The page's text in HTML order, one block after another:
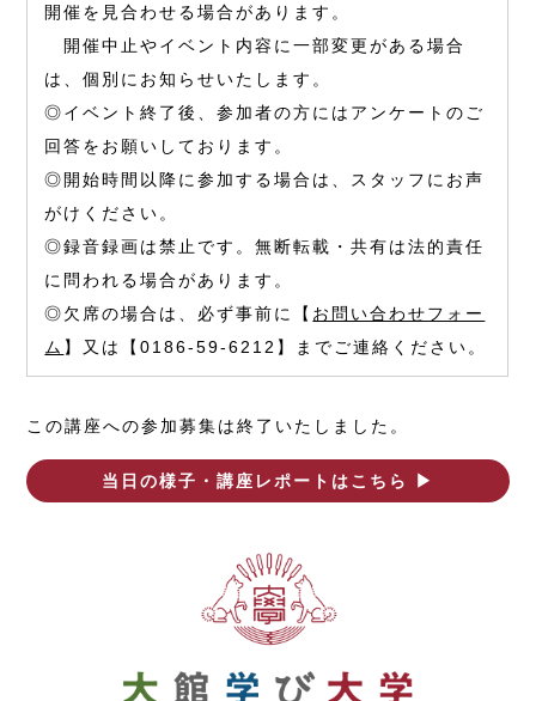
開催を見合わせる場合があります。
開催中止やイベント内容に一部変更がある場合
は、個別にお知らせいたします。
◎イベント終了後、参加者の方にはアンケートのご
回答をお願いしております。
◎開始時間以降に参加する場合は、スタッフにお声
がけください。
◎録音録画は禁止です。無断転載・共有は法的責任
に問われる場合があります。
◎欠席の場合は、必ず事前に【 お問い合わせフォー
ム 】又は【0186-59-6212】までご連絡ください。
この講座への参加募集は終了いたしました。
当日の様子・講座レポートはこちら ▶︎